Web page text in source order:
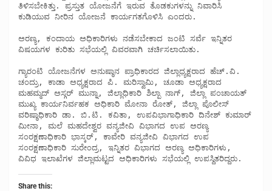
ತಿಳಿಸಬೇಕಿತ್ತು. ಪ್ರಸ್ತುತ ಯೋಜನೆಗೆ ಇರುವ ತೊಡಕುಗಳನ್ನು ನಿವಾರಿಸಿ
ಕುಡಿಯುವ ನೀರಿನ ಯೋಜನೆ ಕಾರ್ಯಗತಗೊಳಿಸಿ ಎಂದರು.
ಅರಣ್ಯ, ಕಂದಾಯ ಅಧಿಕಾರಿಗಳು ನಡೆಸಬೇಕಾದ ಜಂಟಿ ಸರ್ವೆ ಇನ್ನಿತರ
ವಿಷಯಗಳ ಕುರಿತು ಸಭೆಯಲ್ಲಿ ವಿವರವಾಗಿ ಚರ್ಚಿಸಲಾಯಿತು.
ಗ್ಯಾರಂಟಿ ಯೋಜನೆಗಳ ಅನುಷ್ಠಾನ ಪ್ರಾಧಿಕಾರದ ಜಿಲ್ಲಾಧ್ಯಕ್ಷರಾದ ಹೆಚ್.ವಿ.
ಚಂದ್ರು, ಕಾಡಾ ಅಧ್ಯಕ್ಷರಾದ ಪಿ. ಮರಿಸ್ವಾಮಿ, ಚೂಡಾ ಅಧ್ಯಕ್ಷರಾದ
ಮಹಮ್ಮದ್ ಅಸ್ಗರ್ ಮುನ್ನಾ, ಜಿಲ್ಲಾಧಿಕಾರಿ ಶಿಲ್ಪಾ ನಾಗ್, ಜಿಲ್ಲಾ ಪಂಚಾಯತ್
ಮುಖ್ಯ ಕಾರ್ಯನಿರ್ವಹಕ ಅಧಿಕಾರಿ ಮೋನಾ ರೋತ್, ಜಿಲ್ಲಾ ಪೊಲೀಸ್
ವರಿಷ್ಠಾಧಿಕಾರಿ ಡಾ. ಬಿ.ಟಿ. ಕವಿತಾ, ಉಪವಿಭಾಗಾಧಿಕಾರಿ ದಿನೇಶ್ ಕುಮಾರ್
ಮೀನಾ, ಮಲೆ ಮಹದೇಶ್ವರ ವನ್ಯಜೀವಿ ವಿಭಾಗದ ಉಪ ಅರಣ್ಯ
ಸಂರಕ್ಷಣಾಧಿಕಾರಿ ಭಾಸ್ಕರ್, ಕಾವೇರಿ ವನ್ಯಜೀವಿ ವಿಭಾಗದ ಉಪ
ಸಂರಕ್ಷಣಾಧಿಕಾರಿ ಸುರೇಂದ್ರ, ಇನ್ನಿತರ ವಿಭಾಗದ ಅರಣ್ಯ ಅಧಿಕಾರಿಗಳು,
ವಿವಿಧ ಇಲಾಖೆಗಳ ಜಿಲ್ಲಾಮಟ್ಟದ ಅಧಿಕಾರಿಗಳು ಸಭೆಯಲ್ಲಿ ಉಪಸ್ಥಿತರಿದ್ದರು.
Share this: